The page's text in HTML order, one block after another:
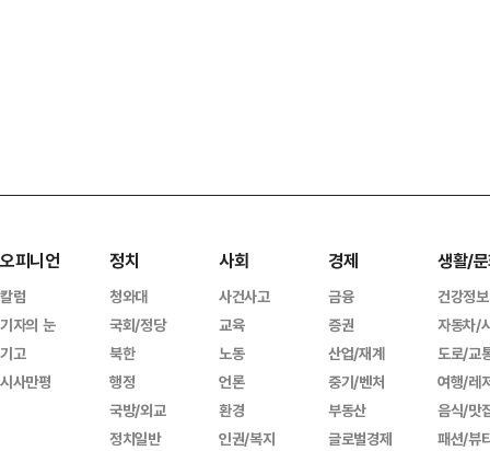
오피니언
칼럼
기자의 눈
기고
시사만평
정치
청와대
국회/정당
북한
행정
국방/외교
정치일반
사회
사건사고
교육
노동
언론
환경
인권/복지
경제
금융
증권
산업/재계
중기/벤처
부동산
글로벌경제
생활/
건강정보
자동차/
도로/교
여행/레
음식/맛
패션/뷰